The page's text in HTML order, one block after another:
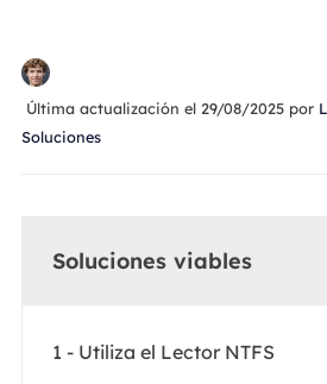
Última actualización el 29/08/2025 por
Soluciones
Soluciones viables
1 - Utiliza el Lector NTFS